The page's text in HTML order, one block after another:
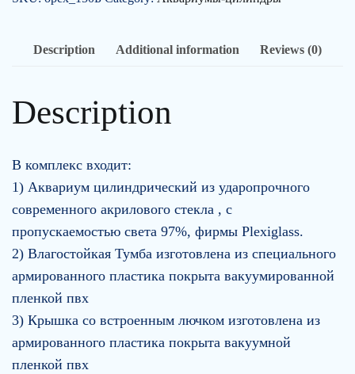
литров.
quantity
Description Additional information Reviews (0)
Description
В комплекс входит:
1) Аквариум цилиндрический из ударопрочного
современного акрилового стекла , с
пропускаемостью света 97%, фирмы Plexiglass.
2) Влагостойкая Тумба изготовлена из специального
армированного пластика покрыта вакуумированной
пленкой пвх
3) Крышка со встроенным лючком изготовлена из
армированного пластика покрыта вакуумной
пленкой пвх